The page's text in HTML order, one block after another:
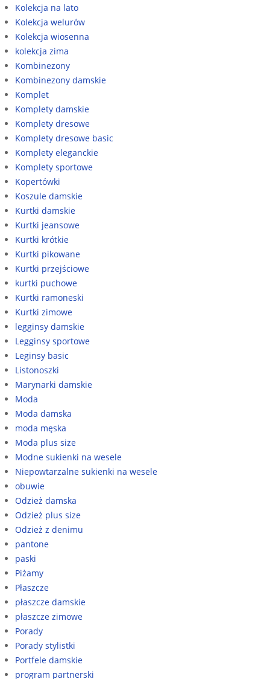
Kolekcja na lato
Kolekcja welurów
Kolekcja wiosenna
kolekcja zima
Kombinezony
Kombinezony damskie
Komplet
Komplety damskie
Komplety dresowe
Komplety dresowe basic
Komplety eleganckie
Komplety sportowe
Kopertówki
Koszule damskie
Kurtki damskie
Kurtki jeansowe
Kurtki krótkie
Kurtki pikowane
Kurtki przejściowe
kurtki puchowe
Kurtki ramoneski
Kurtki zimowe
legginsy damskie
Legginsy sportowe
Leginsy basic
Listonoszki
Marynarki damskie
Moda
Moda damska
moda męska
Moda plus size
Modne sukienki na wesele
Niepowtarzalne sukienki na wesele
obuwie
Odzież damska
Odzież plus size
Odzież z denimu
pantone
paski
Piżamy
Płaszcze
płaszcze damskie
płaszcze zimowe
Porady
Porady stylistki
Portfele damskie
program partnerski